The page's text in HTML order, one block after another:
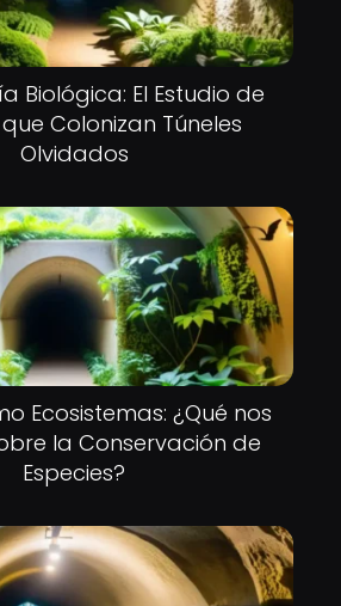
Biológica: El Estudio de
Colonizan Túneles
Olvidados
Ecosistemas: ¿Qué nos
la Conservación de
Especies?